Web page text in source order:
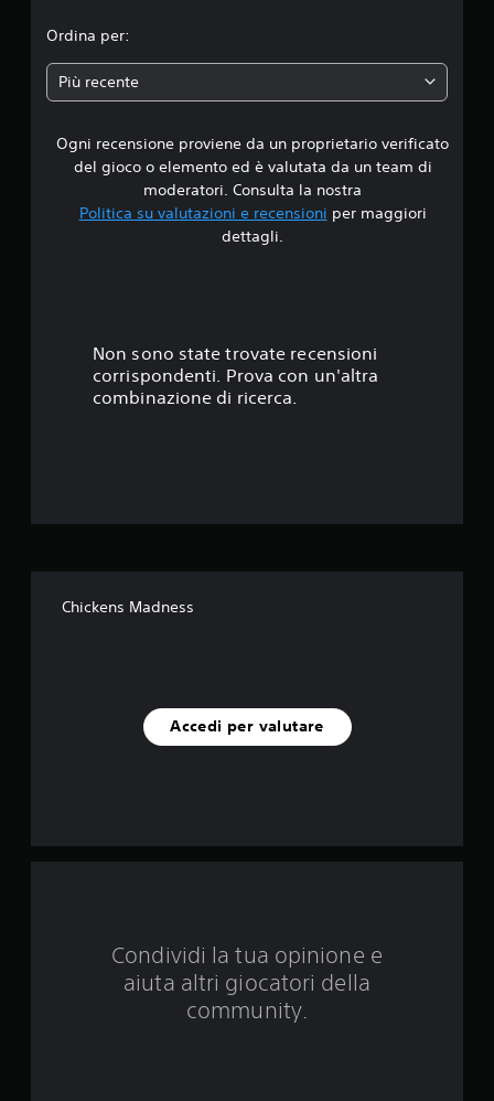
a
d
i
.
e
e
Ordina per:
Più recente
Ogni recensione proviene da un proprietario verificato
del gioco o elemento ed è valutata da un team di
moderatori. Consulta la nostra
Politica su valutazioni e recensioni per maggiori
dettagli.
Non sono state trovate recensioni
corrispondenti. Prova con un'altra
combinazione di ricerca.
Chickens Madness
Accedi per valutare
Condividi la tua opinione e
aiuta altri giocatori della
community.